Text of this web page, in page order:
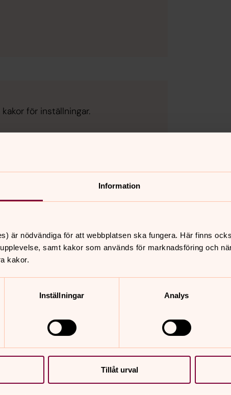
Information
är nödvändiga för att webbplatsen ska fungera. Här finns
samt kakor som används för marknadsföring och
kakor.
Inställningar Analys
Tillåt urval
för inställningar.
för inställningar.
och från Marconigatan till Göta älv vill de fyra
Oavsett vilken av församlingarna du besöker är